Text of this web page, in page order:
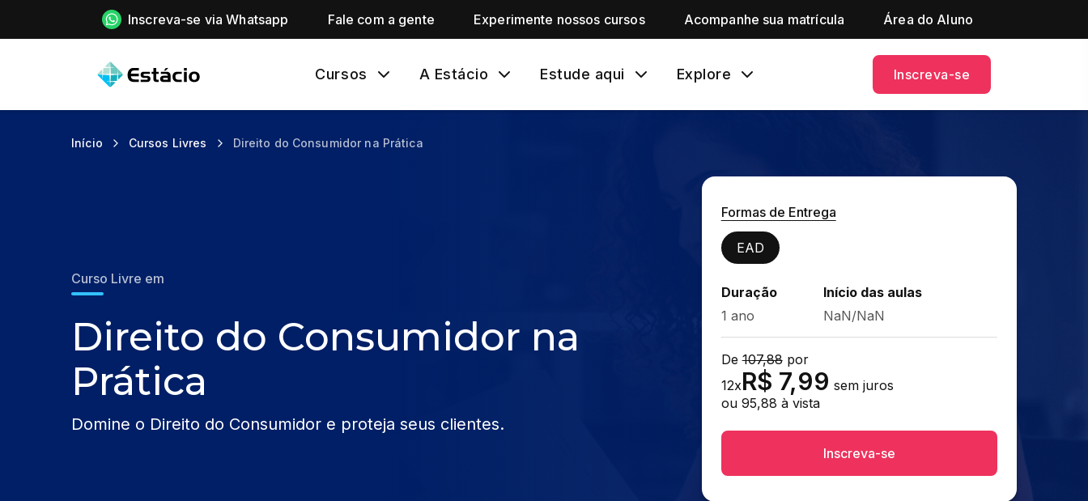
Inscreva-se via Whatsapp Fale com a gente Experimente nossos cursos Acompanhe sua matrícula Área do Aluno
Cursos A Estácio Estude aqui Explore Inscreva-se
Início Cursos Livres Direito do Consumidor na Prática
Curso Livre em
Direito do Consumidor na
Prática
Domine o Direito do Consumidor e proteja seus clientes.
Formas de Entrega
EAD
Duração
1 ano
Início das aulas
NaN/NaN
De107,88por
12xR$ 7,99 sem juros
ou 95,88 à vista
Inscreva-se